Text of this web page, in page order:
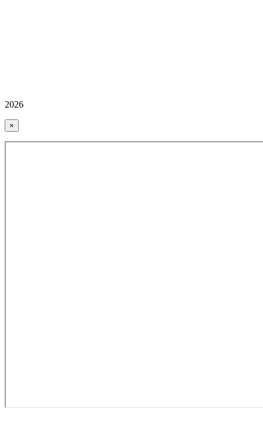
2026
×